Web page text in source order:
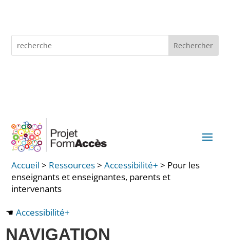
Rechercher :
Search
for...
Accueil > Ressources>Accessibilité+ > Pour les
enseignants et enseignantes, parents et
intervenants
Accessibilité+
NAVIGATION